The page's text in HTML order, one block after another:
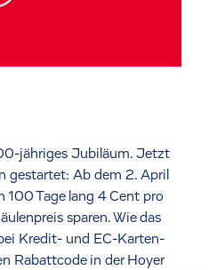
jähriges Jubiläum. Jetzt
gestartet: Ab dem 2. April
100 Tage lang 4 Cent pro
sparen. Wie das
Kredit- und EC-Karten-
Rabattcode in der Hoyer